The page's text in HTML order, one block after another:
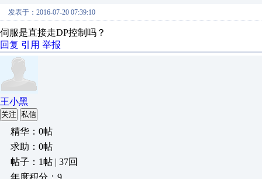
发表于：2016-07-20 07:39:10
伺服是直接走DP控制吗？
回复 引用 举报
王小黑
关注 私信
精华：0帖
求助：0帖
帖子：1帖 | 37回
年度积分：9